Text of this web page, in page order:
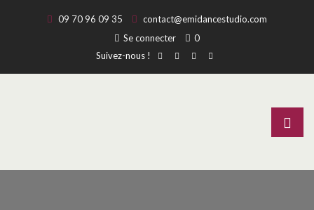
09 70 96 09 35
contact@emidancestudio.com
Se connecter
0
Suivez-nous !